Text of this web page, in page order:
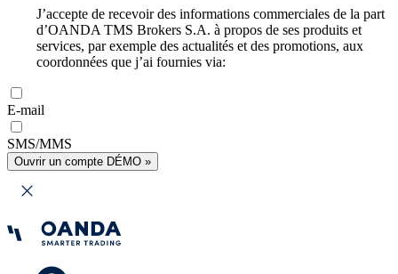
J’accepte de recevoir des informations commerciales de la part
d’OANDA TMS Brokers S.A. à propos de ses produits et
services, par exemple des actualités et des promotions, aux
coordonnées que j’ai fournies via:
E-mail
SMS/MMS
Ouvrir un compte DÉMO »